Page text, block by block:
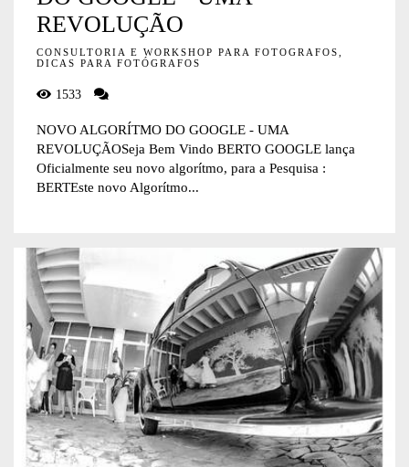
REVOLUÇÃO
CONSULTORIA E WORKSHOP PARA FOTOGRAFOS,
DICAS PARA FOTÓGRAFOS
1533
NOVO ALGORÍTMO DO GOOGLE - UMA
REVOLUÇÃOSeja Bem Vindo BERTO GOOGLE lança
Oficialmente seu novo algorítmo, para a Pesquisa :
BERTEste novo Algorítmo...